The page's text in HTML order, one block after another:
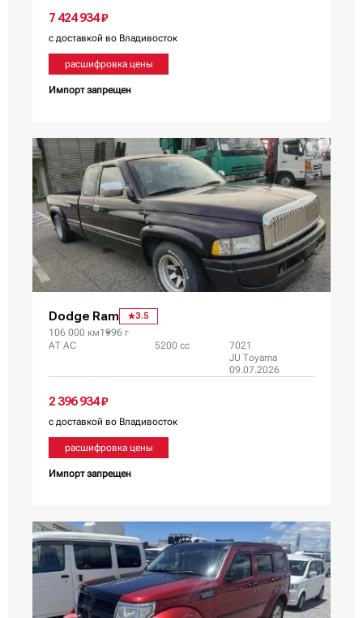
7 424 934 ₽
с доставкой во Владивосток
расшифровка цены
Импорт запрещен
Dodge Ram 3.5
106 000 км1996 г
AT AC
5200 сс
7021
JU Toyama
09.07.2026
2 396 934 ₽
с доставкой во Владивосток
расшифровка цены
Импорт запрещен